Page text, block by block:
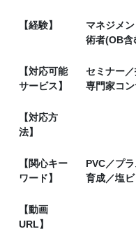
【経験】
マネジメ
術者(OB含
【対応可能
サービス】
セミナー
専門家コ
【対応方
法】
【関心キー
ワード】
PVC／プ
育成／塩ビ
【動画
URL】